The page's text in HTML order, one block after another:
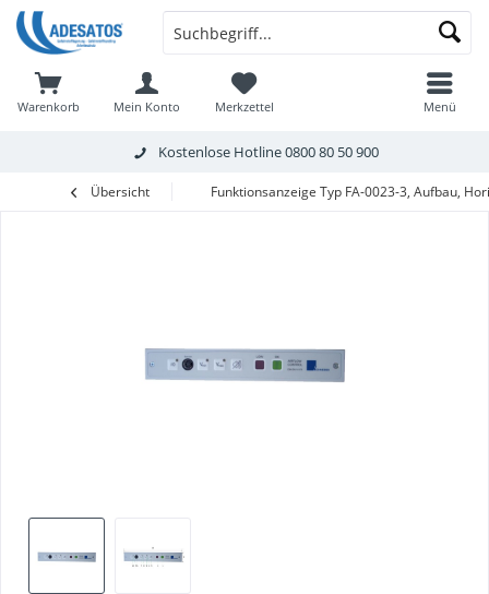
Kostenlose Hotline0800 80 50 900
Warenkorb Merkzettel
Mein Konto Menü
Übersicht Funktionsanzeige Typ FA-0023-3, Aufbau,